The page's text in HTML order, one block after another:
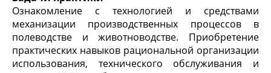
Ознакомление с технологией и средствами
механизации производственных процессов в
полеводстве и животноводстве. Приобретение
практических навыков рациональной организации
использования, технического обслуживания и